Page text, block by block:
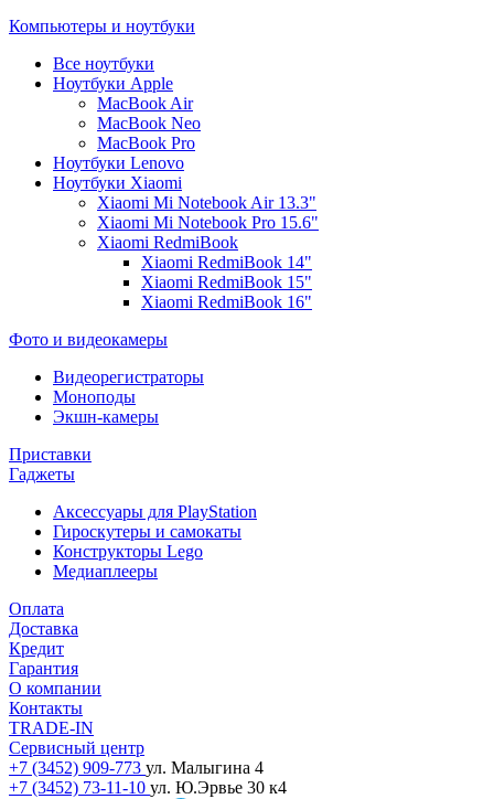
Компьютеры и ноутбуки
Все ноутбуки
Ноутбуки Apple
MacBook Air
MacBook Neo
MacBook Pro
Ноутбуки Lenovo
Ноутбуки Xiaomi
Xiaomi Mi Notebook Air 13.3"
Xiaomi Mi Notebook Pro 15.6"
Xiaomi RedmiBook
Xiaomi RedmiBook 14"
Xiaomi RedmiBook 15"
Xiaomi RedmiBook 16"
Фото и видеокамеры
Видеорегистраторы
Моноподы
Экшн-камеры
Приставки
Гаджеты
Аксессуары для PlayStation
Гироскутеры и самокаты
Конструкторы Lego
Медиаплееры
Оплата
Доставка
Кредит
Гарантия
О компании
Контакты
TRADE-IN
Сервисный центр
+7 (3452) 909-773 ул. Малыгина 4
+7 (3452) 73-11-10 ул. Ю.Эрвье 30 к4